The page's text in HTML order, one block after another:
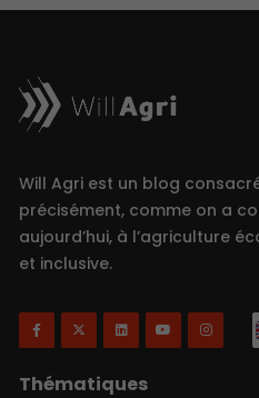
Will Agri est un blog
précisément, comme on a
aujourd’hui, à l’agriculture
et inclusive.
Thématiques